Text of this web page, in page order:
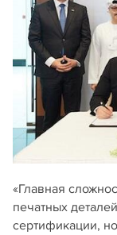
«Главная
печатных
сертификации,